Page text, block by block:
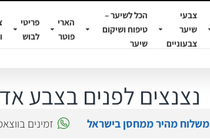
צבעי
שיער
צבעוניים
הכל לשיער –
טיפוח ושיקום
שיער
הארי
פוטר
פריטי
לבוש
נצנצים לפנים בצבע
משלוח מהיר ממחסן בישראל זמינים